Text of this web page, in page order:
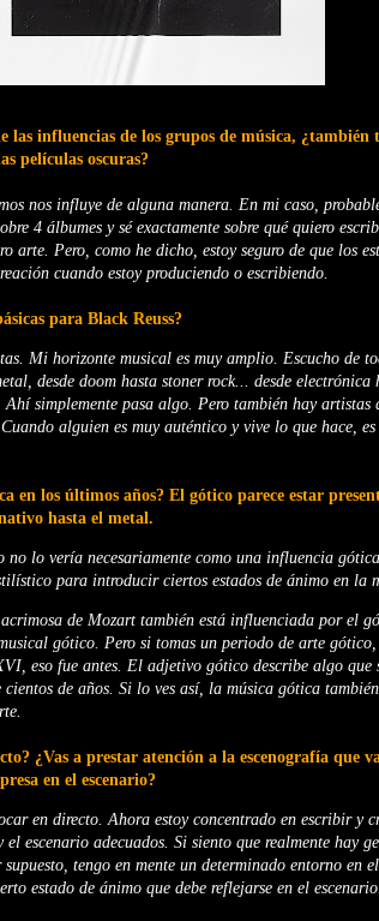
las influencias de los grupos de música, ¿también
películas oscuras?
nos influye de alguna manera. En mi caso,
4 álbumes y sé exactamente sobre qué quiero
arte. Pero, como he dicho, estoy seguro de que los
cuando estoy produciendo o escribiendo.
para Black Reuss?
Mi horizonte musical es muy amplio. Escucho de
desde doom hasta stoner rock... desde
simplemente pasa algo. Pero también hay artistas
alguien es muy auténtico y vive lo que hace,
en los últimos años? El gótico parece estar
hasta el metal.
no lo vería necesariamente como una influencia
para introducir ciertos estados de ánimo en la
de Mozart también está influenciada por el
gótico. Pero si tomas un periodo de arte
eso fue antes. El adjetivo gótico describe algo que
de años. Si lo ves así, la música gótica
¿Vas a prestar atención a la escenografía que
en el escenario?
en directo. Ahora estoy concentrado en escribir y
escenario adecuados. Si siento que realmente hay
tengo en mente un determinado entorno en
estado de ánimo que debe reflejarse en el escenario.